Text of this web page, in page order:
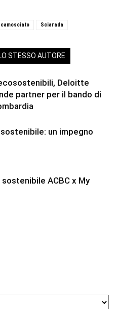
Sciarada
STESSO AUTORE
Deloitte
partner per il bando di
un impegno
ACBC x My